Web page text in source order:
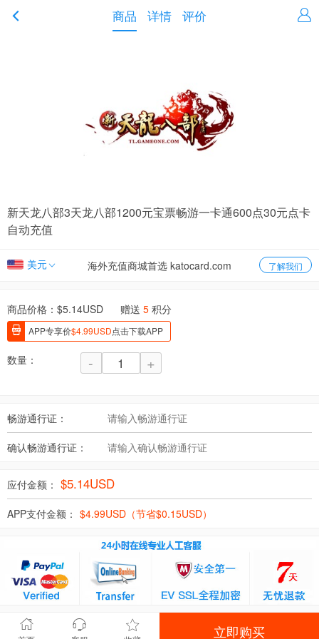
商品 详情 评价
新天龙八部3天龙八部1200元宝票畅游一卡通600点30元点卡
自动充值
美元 海外充值商城首选 katocard.com 了解我们
商品价格：$5.14USD 赠送 5 积分
APP专享价$4.99USD点击下载APP
数量： - +
畅游通行证：
确认畅游通行证：
应付金额： $5.14USD
APP支付金额： $4.99USD（节省$0.15USD）
立即购买